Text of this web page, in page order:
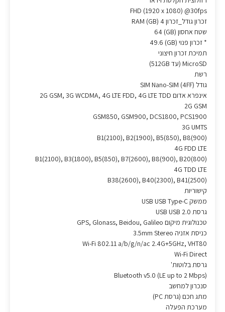
‎FHD (1920 x 1080) @30fps‎
זכרון גודל_זכרון RAM (GB) 4
שטח אחסון (GB) 64
* זכרון פנוי (GB) 49.6
תמיכת זכרון חיצוני
MicroSD (עד 512GB)
רשת
גודל SIM ‎Nano-SIM (4FF)‎
אינפרא אדום ‎2G GSM, 3G WCDMA, 4G LTE FDD, 4G LTE TDD‎
2G GSM
GSM850, GSM900, DCS1800, PCS1900
3G UMTS
‎B1(2100), B2(1900), B5(850), B8(900)‎
4G FDD LTE
‎B1(2100), B3(1800), B5(850), B7(2600), B8(900), B20(800)‎
4G TDD LTE
‎B38(2600), B40(2300), B41(2500)‎
קישוריות
ממשק USB USB Type-C
גרסת USB USB 2.0
טכנולוגית מיקום GPS, Glonass, Beidou, Galileo
כניסת אזניה 3.5mm Stereo
Wi-Fi ‎802.11 a/b/g/n/ac 2.4G+5GHz, VHT80‎
Wi-Fi Direct
גרסת בלוטות'
‎Bluetooth v5.0 (LE up to 2 Mbps)‎
סנכרון למחשב
מתג חכם (גרסת PC)
מערכת הפעלה